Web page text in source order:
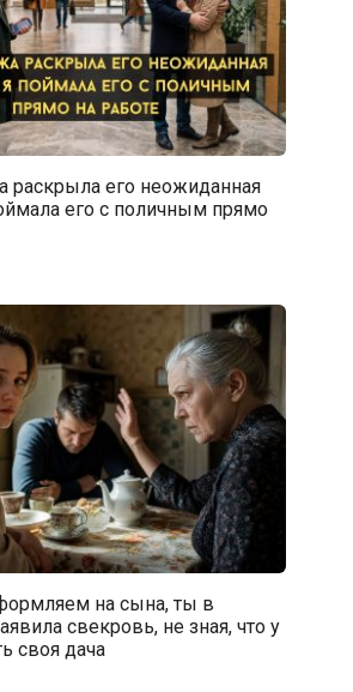
раскрыла его неожиданная
его с поличным прямо
на сына, ты в
свекровь, не зная, что у
своя дача